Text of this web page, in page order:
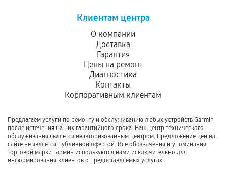
Клиентам центра
О компании
Доставка
Гарантия
Цены на ремонт
Диагностика
Контакты
Корпоративным клиентам
Предлагаем услуги по ремонту и обслуживанию любых устройств Garmin
после истечения на них гарантийного срока. Наш центр технического
обслуживания является неавторизованным центром. Предложение цен на
сайте не является публичной офертой. Все обозначения и упоминания
торговой марки Гармин используются нами исключительно для
информирования клиентов о предоставляемых услугах.